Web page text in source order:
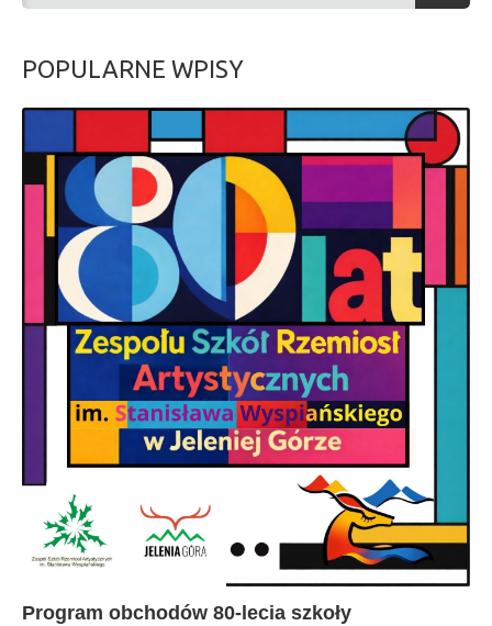
POPULARNE WPISY
Program obchodów 80-lecia szkoły